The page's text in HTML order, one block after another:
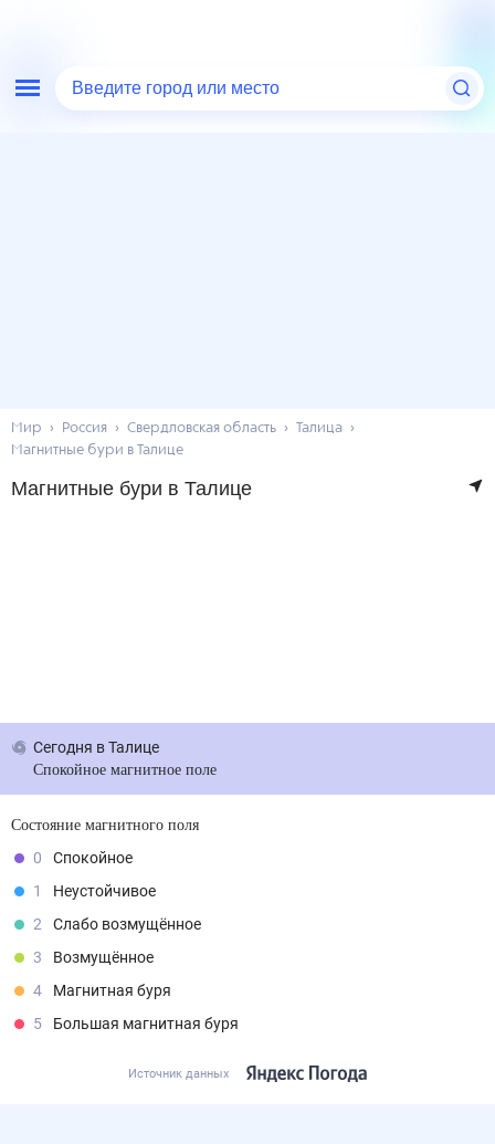
Введите город или место
Мир Россия Свердловская область
Талица
Магнитные бури в Талице
Магнитные бури в Талице
Сегодня в Талице
Спокойное магнитное поле
Состояние магнитного поля
0
Спокойное
1
Неустойчивое
2
Слабо возмущённое
3
Возмущённое
4
Магнитная буря
5
Большая магнитная буря
Источник данных